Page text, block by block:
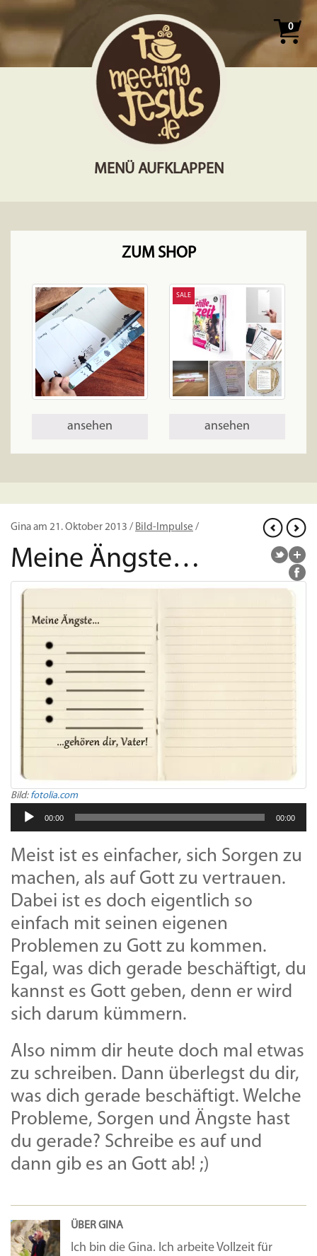
0
MENÜ AUFKLAPPEN
ZUM SHOP
ansehen
SALE
ansehen
Gina am 21. Oktober 2013 / Bild-Impulse /
Meine Ängste…
Bild: fotolia.com
Audio-
Player
00:00 00:00
Meist ist es einfacher, sich Sorgen zu
machen, als auf Gott zu vertrauen.
Dabei ist es doch eigentlich so
einfach mit seinen eigenen
Problemen zu Gott zu kommen.
Egal, was dich gerade beschäftigt, du
kannst es Gott geben, denn er wird
sich darum kümmern.
Also nimm dir heute doch mal etwas
zu schreiben. Dann überlegst du dir,
was dich gerade beschäftigt. Welche
Probleme, Sorgen und Ängste hast
du gerade? Schreibe es auf und
dann gib es an Gott ab! ;)
ÜBER GINA
Ich bin die Gina. Ich arbeite Vollzeit für